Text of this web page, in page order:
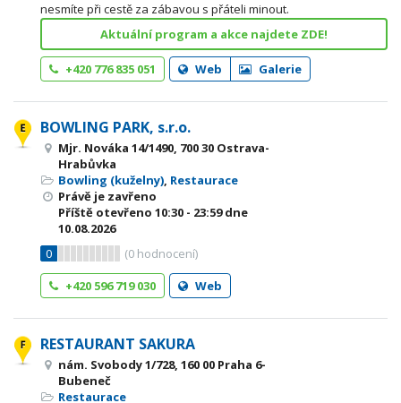
nesmíte při cestě za zábavou s přáteli minout.
Aktuální program a akce najdete ZDE!
+420 776 835 051 Web Galerie
BOWLING PARK, s.r.o.
Mjr. Nováka 14/1490, 700 30 Ostrava-
Hrabůvka
Bowling (kuželny), Restaurace
Právě je zavřeno
Příště otevřeno 10:30 - 23:59dne
10.08.2026
0
(0 hodnocení)
+420 596 719 030
Web
RESTAURANT SAKURA
nám. Svobody 1/728, 160 00 Praha 6-
Bubeneč
Restaurace